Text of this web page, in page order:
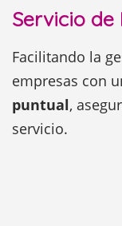
Servicio de
Facilitando la
empresas con
puntual,
servicio.